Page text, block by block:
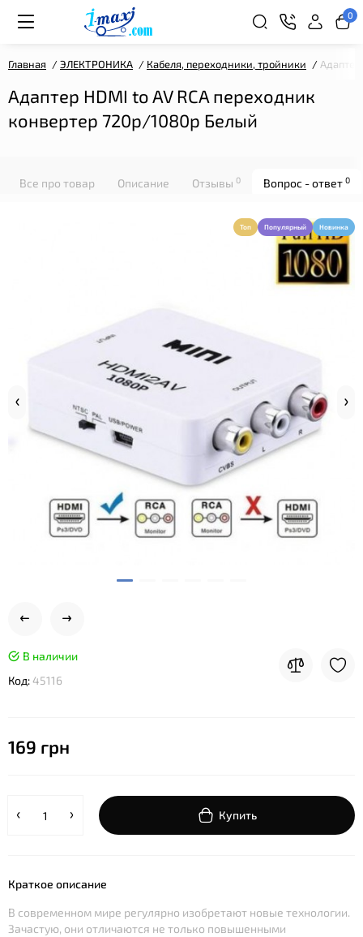
0
Главная ЭЛЕКТРОНИКА Кабеля, переходники, тройники
Адаптер HDMI to AV RCA переходник
конвертер 720p/1080p Белый
Все про товар Описание Отзывы 0 Вопрос - ответ 0
Топ Популярный Новинка
В наличии
Код:45116
169 грн
Купить
Краткое описание
В современном мире регулярно изобретают новые технологии.
Зачастую, они отличаются не только повышенными